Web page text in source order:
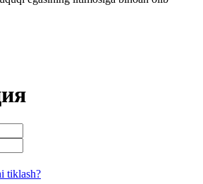
tiklash?